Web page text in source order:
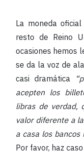
La moneda
resto de Reino
ocasiones hemos
se da la voz de
casi dramática
acepten los
libras de verdad,
valor diferente a
a casa los bancos
Por favor, haz